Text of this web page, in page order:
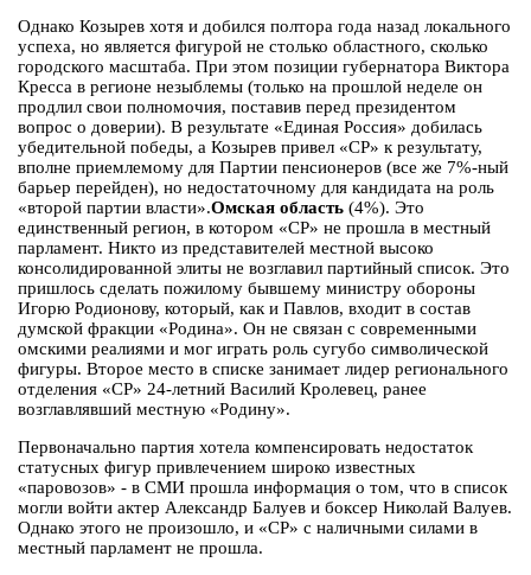
Однако Козырев хотя и добился полтора года назад локального
успеха, но является фигурой не столько областного, сколько
городского масштаба. При этом позиции губернатора Виктора
Кресса в регионе незыблемы (только на прошлой неделе он
продлил свои полномочия, поставив перед президентом
вопрос о доверии). В результате «Единая Россия» добилась
убедительной победы, а Козырев привел «СР» к результату,
вполне приемлемому для Партии пенсионеров (все же 7%-ный
барьер перейден), но недостаточному для кандидата на роль
«второй партии власти».Омская область (4%). Это
единственный регион, в котором «СР» не прошла в местный
парламент. Никто из представителей местной высоко
консолидированной элиты не возглавил партийный список. Это
пришлось сделать пожилому бывшему министру обороны
Игорю Родионову, который, как и Павлов, входит в состав
думской фракции «Родина». Он не связан с современными
омскими реалиями и мог играть роль сугубо символической
фигуры. Второе место в списке занимает лидер регионального
отделения «СР» 24-летний Василий Кролевец, ранее
возглавлявший местную «Родину».
Первоначально партия хотела компенсировать недостаток
статусных фигур привлечением широко известных
«паровозов» - в СМИ прошла информация о том, что в список
могли войти актер Александр Балуев и боксер Николай Валуев.
Однако этого не произошло, и «СР» с наличными силами в
местный парламент не прошла.